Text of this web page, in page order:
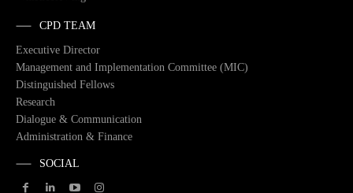
CPD TEAM
Executive Director
Management and Implementation Committee (MIC)
Distinguished Fellows
Research
Dialogue & Communication
Administration & Finance
SOCIAL